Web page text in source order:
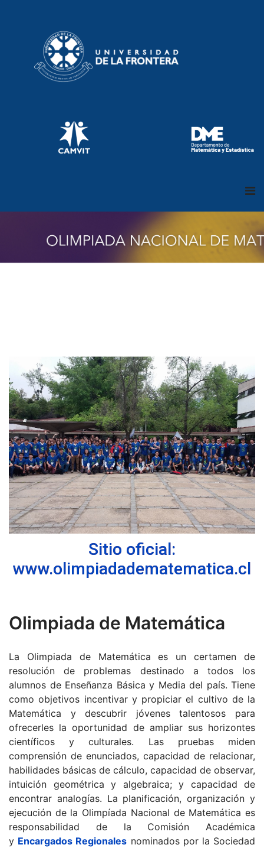
Sitio oficial:
www.olimpiadadematematica.cl
Olimpiada de Matemática
La Olimpiada de Matemática es un certamen de
resolución de problemas destinado a todos los
alumnos de Enseñanza Básica y Media del país. Tiene
como objetivos incentivar y propiciar el cultivo de la
Matemática y descubrir jóvenes talentosos para
ofrecerles la oportunidad de ampliar sus horizontes
científicos y culturales. Las pruebas miden
comprensión de enunciados, capacidad de relacionar,
habilidades básicas de cálculo, capacidad de observar,
intuición geométrica y algebraica; y capacidad de
encontrar analogías. La planificación, organización y
ejecución de la Olimpíada Nacional de Matemática es
responsabilidad de la Comisión Académica
y Encargados Regionales nominados por la Sociedad